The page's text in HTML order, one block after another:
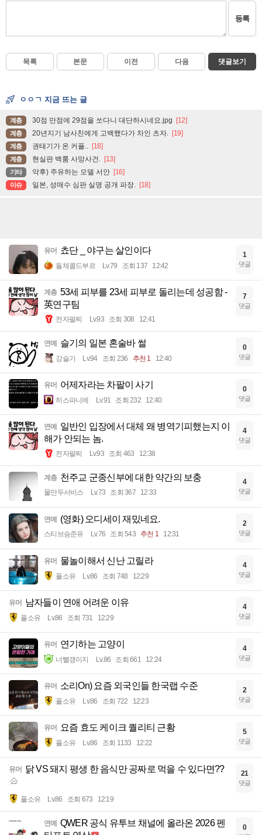
등록
목록 본문 이전 다음 댓글보기
ㅇㅇㄱ 지금 뜨는 글
계층 30점 만점에 29점을 쏘다니 대단하시네요.jpg [12]
계층 20년지기 남사친에게 고백했다가 차인 츠자. [19]
계층 권태기가 온 커플.. [18]
계층 현실판 백룸 사망사건. [13]
기타 약후) 주유하는 모델 서안 [16]
이슈 일본, 성매수 심판 실명 공개 파장. [18]
유머 쵸단 _ 야구는 살인이다
돌체콜드부르 Lv.79 조회 137 12:42
1
댓글
계층 53세 피부를 23세 피부로 돌리는데 성공함 -
英연구팀
전자팔찌 Lv.93 조회 308 12:41
7
댓글
연예 슬기의 일본 혼술바 썰
강슬기 Lv.94 조회 236 추천 1 12:40
0
댓글
유머 어제자라는 차팔이 사기
히스파니에 Lv.91 조회 232 12:40
0
댓글
연예 일반인 입장에서 대체 왜 병역기피했는지 이
해가 안되는 놈.
전자팔찌 Lv.93 조회 463 12:38
4
댓글
계층 천주교 군종신부에 대한 약간의 보충
물만두서비스 Lv.73 조회 367 12:33
4
댓글
연예 (영화) 오디세이 재밌네요.
스티브승준유 Lv.76 조회 543 추천 1 12:31
2
댓글
유머 물놀이해서 신난 고릴라
풀소유 Lv.86 조회 748 12:29
4
댓글
유머 남자들이 연애 어려운 이유
풀소유 Lv.86 조회 731 12:29
4
댓글
유머 연기하는 고양이
너빨갱이지 Lv.86 조회 661 12:24
4
댓글
유머 소리On) 요즘 외국인들 한국랩 수준
풀소유 Lv.86 조회 722 12:23
2
댓글
유머 요즘 효도 케이크 퀄리티 근황
풀소유 Lv.86 조회 1133 12:22
5
댓글
유머 닭 VS 돼지 평생 한 음식만 공짜로 먹을 수 있다면??
풀소유 Lv.86 조회 673 12:19
21
댓글
연예 QWER 공식 유투브 채널에 올라온 2026 펜
0